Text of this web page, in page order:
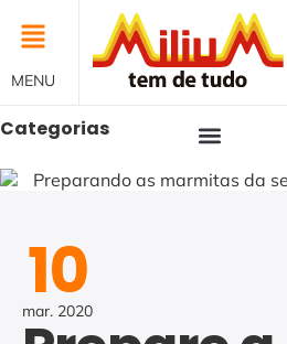
MENU
Categorias
10
mar. 2020